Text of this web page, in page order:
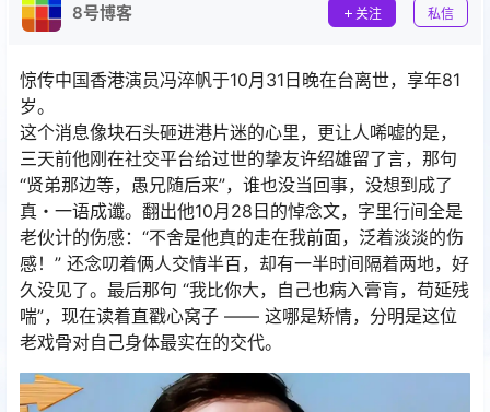
8号博客 关注 私信
惊传中国香港演员冯淬帆于10月31日晚在台离世，享年81
岁。
这个消息像块石头砸进港片迷的心里，更让人唏嘘的是，
三天前他刚在社交平台给过世的挚友许绍雄留了言，那句
“贤弟那边等，愚兄随后来”，谁也没当回事，没想到成了
真・一语成谶。翻出他10月28日的悼念文，字里行间全是
老伙计的伤感：“不舍是他真的走在我前面，泛着淡淡的伤
感！” 还念叨着俩人交情半百，却有一半时间隔着两地，好
久没见了。最后那句 “我比你大，自己也病入膏肓，苟延残
喘”，现在读着直戳心窝子 —— 这哪是矫情，分明是这位
老戏骨对自己身体最实在的交代。